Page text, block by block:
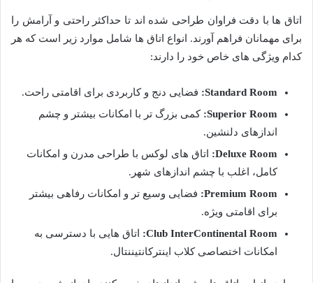
اتاق ها با دقت فراوان طراحی شده اند تا حداکثر راحتی و آرامش را
برای مهمانان فراهم آورند. انواع اتاق ها شامل موارد زیر است که هر
کدام ویژگی های خاص خود را دارند:
Standard Room:
فضایی دنج و کاربردی برای اقامتی راحت.
Superior Room: کمی بزرگ تر با امکانات بیشتر و چشم
اندازهای دلنشین.
Deluxe Room:
اتاق های لوکس با طراحی مدرن و امکانات
کامل، اغلب با چشم اندازهای شهر.
Premium Room:
فضایی وسیع تر و امکانات رفاهی بیشتر
برای اقامتی ویژه.
Club InterContinental Room:
اتاق هایی با دسترسی به
امکانات اختصاصی کلاب اینترکانتیننتال.